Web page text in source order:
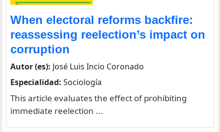
When electoral reforms backfire:
reassessing reelection’s impact on
corruption
Autor (es): José Luis Incio Coronado
Especialidad: Sociología
This article evaluates the effect of prohibiting
immediate reelection ...